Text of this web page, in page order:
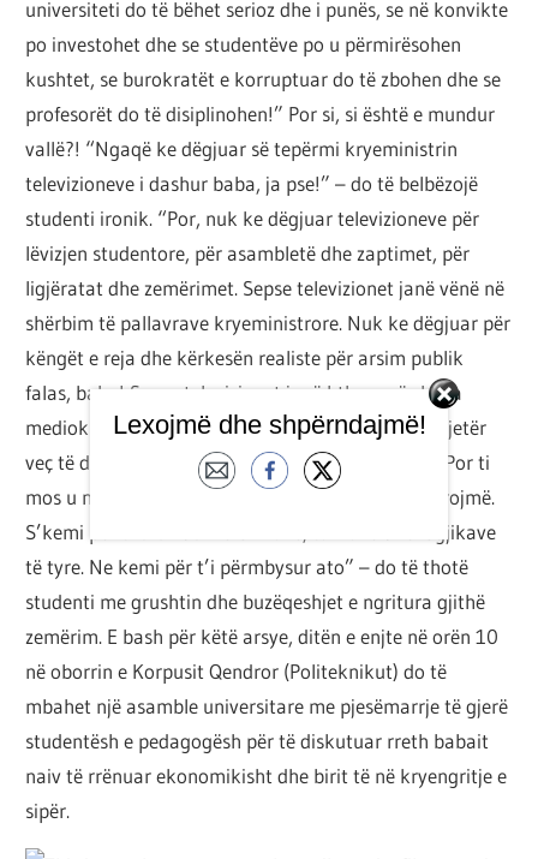
universiteti do të bëhet serioz dhe i punës, se në konvikte
po investohet dhe se studentëve po u përmirësohen
kushtet, se burokratët e korruptuar do të zbohen dhe se
profesorët do të disiplinohen!” Por si, si është e mundur
vallë?! “Ngaqë ke dëgjuar së tepërmi kryeministrin
televizioneve i dashur baba, ja pse!” – do të belbëzojë
studenti ironik. “Por, nuk ke dëgjuar televizioneve për
lëvizjen studentore, për asambletë dhe zaptimet, për
ligjëratat dhe zemërimet. Sepse televizionet janë vënë në
shërbim të pallavrave kryeministrore. Nuk ke dëgjuar për
këngët e reja dhe kërkesën realiste për arsim publik
falas, baba! Sepse televizionet janë kthyer në skena
mediokre për këndezë banalë, të cilët s’bëjnë gjë tjetër
veç të dhunuarit mendërisht me logjikën e krizës. Por ti
mos u mërzit, ne po lëvizim, po këndojmë, po veprojmë.
S’kemi për t’iu bindur reformave, tarifave dhe logjikave
të tyre. Ne kemi për t’i përmbysur ato” – do të thotë
studenti me grushtin dhe buzëqeshjet e ngritura gjithë
zemërim. E bash për këtë arsye, ditën e enjte në orën 10
në oborrin e Korpusit Qendror (Politeknikut) do të
mbahet një asamble universitare me pjesëmarrje të gjerë
studentësh e pedagogësh për të diskutuar rreth babait
naiv të rrënuar ekonomikisht dhe birit të në kryengritje e
sipër.
Lexojmë dhe shpërndajmë!